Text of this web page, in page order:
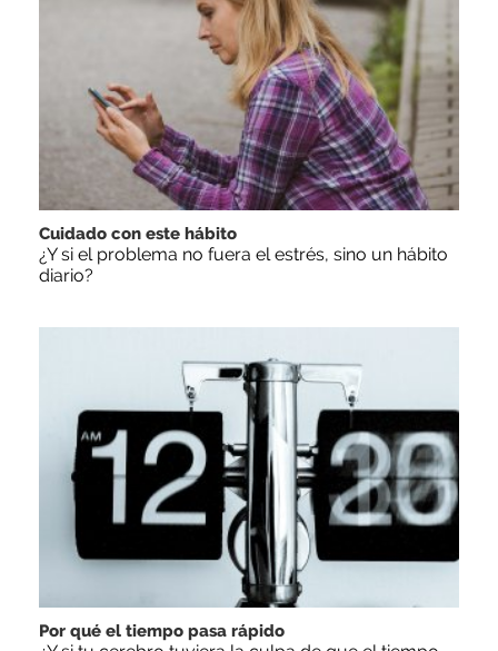
Cuidado con este hábito
¿Y si el problema no fuera el estrés, sino un hábito
diario?
Por qué el tiempo pasa rápido